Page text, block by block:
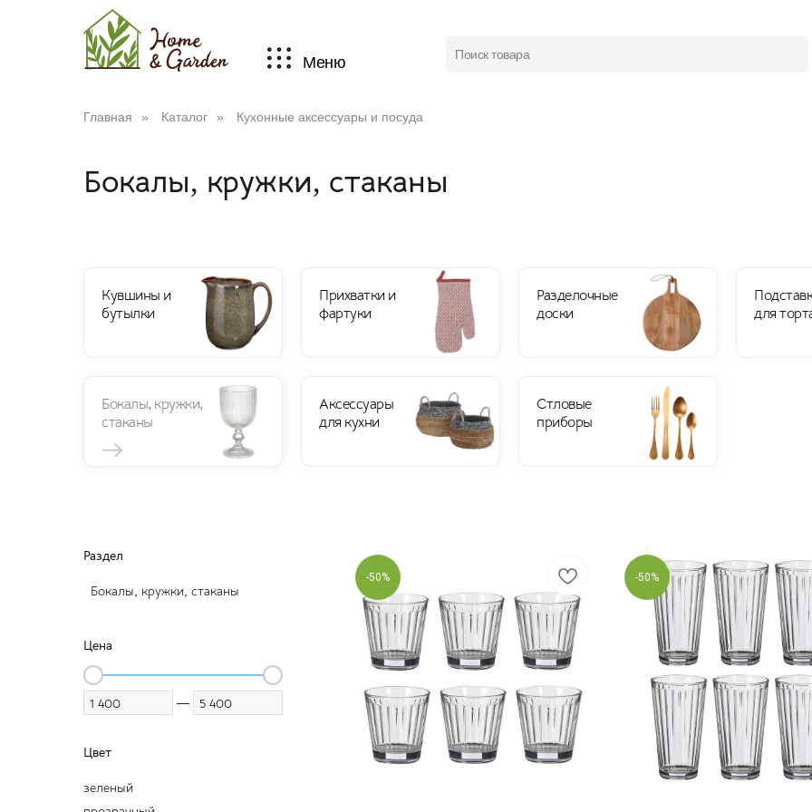
Меню Поиск товара
Главная » Каталог » Кухонные аксессуары и посуда
Бокалы, кружки, стаканы
Кувшины и
бутылки
Прихватки и
фартуки
Разделочные
доски
для
Бокалы, кружки,
стаканы
Аксессуары
для кухни
Стловые
приборы
Раздел
Бокалы, кружки, стаканы
Цена
—
Цвет
зеленый
-50% -50%